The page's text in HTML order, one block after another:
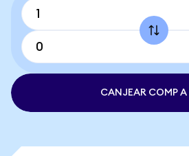
CANJEAR COMP A